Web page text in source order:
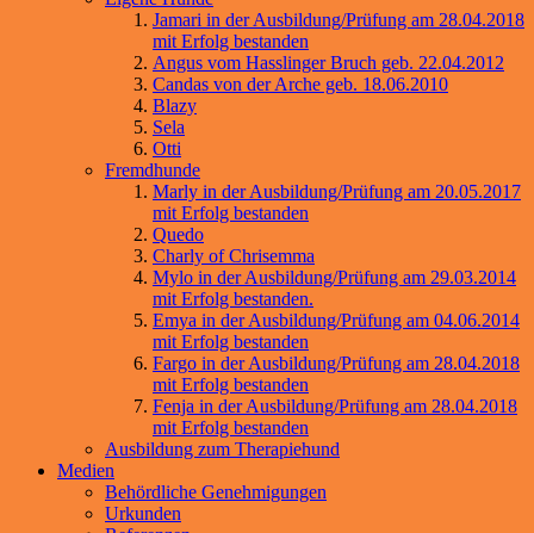
Jamari in der Ausbildung/Prüfung am 28.04.2018
mit Erfolg bestanden
Angus vom Hasslinger Bruch geb. 22.04.2012
Candas von der Arche geb. 18.06.2010
Blazy
Sela
Otti
Fremdhunde
Marly in der Ausbildung/Prüfung am 20.05.2017
mit Erfolg bestanden
Quedo
Charly of Chrisemma
Mylo in der Ausbildung/Prüfung am 29.03.2014
mit Erfolg bestanden.
Emya in der Ausbildung/Prüfung am 04.06.2014
mit Erfolg bestanden
Fargo in der Ausbildung/Prüfung am 28.04.2018
mit Erfolg bestanden
Fenja in der Ausbildung/Prüfung am 28.04.2018
mit Erfolg bestanden
Ausbildung zum Therapiehund
Medien
Behördliche Genehmigungen
Urkunden